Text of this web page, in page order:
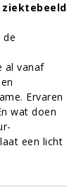
ziektebeeld
de
al vanaf
Ervaren
wat doen
een licht